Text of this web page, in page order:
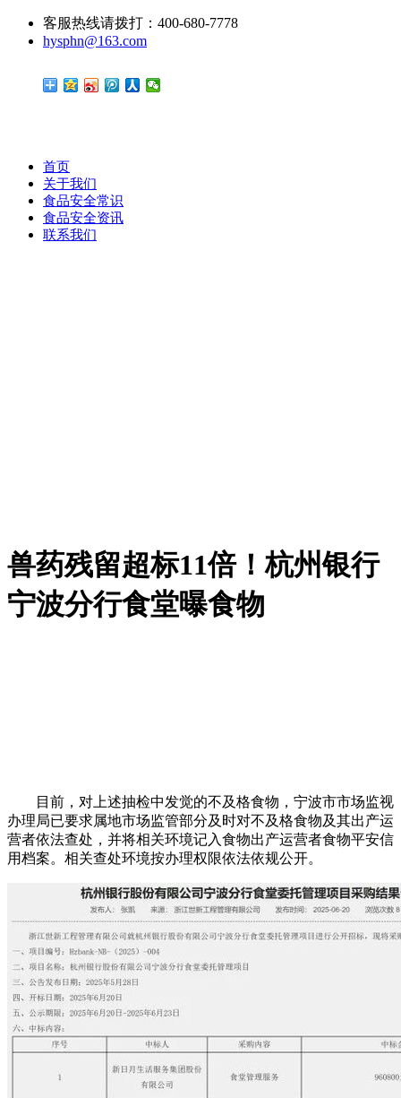
客服热线请拨打：400-680-7778
hysphn@163.com
首页
关于我们
食品安全常识
食品安全资讯
联系我们
兽药残留超标11倍！杭州银行
宁波分行食堂曝食物
目前，对上述抽检中发觉的不及格食物，宁波市市场监视
办理局已要求属地市场监管部分及时对不及格食物及其出产运
营者依法查处，并将相关环境记入食物出产运营者食物平安信
用档案。相关查处环境按办理权限依法依规公开。